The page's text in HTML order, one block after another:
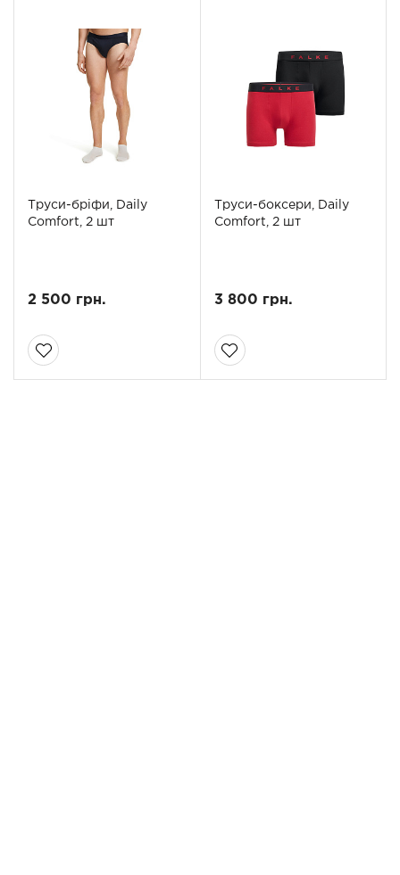
Труси-бріфи, Daily
Comfort, 2 шт
2 500 грн.
Труси-боксери, Daily
Comfort, 2 шт
3 800 грн.